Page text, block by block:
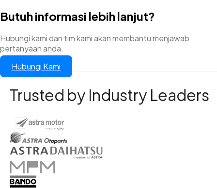
Butuh informasi lebih lanjut?
Hubungi kami dan tim kami akan membantu menjawab
pertanyaan anda.
Hubungi Kami
Trusted by Industry Leaders